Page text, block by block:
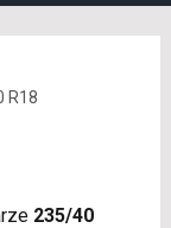
R18
235/40